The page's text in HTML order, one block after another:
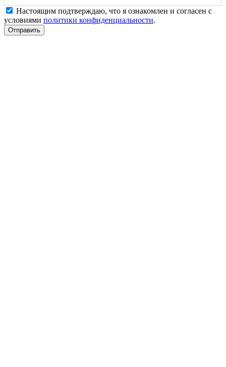
Настоящим подтверждаю, что я ознакомлен и согласен с
условиями политики конфиденциальности.
Отправить